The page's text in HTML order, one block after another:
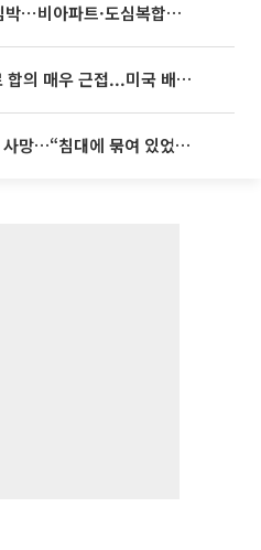
영끌 '주택공급' 대책 임박⋯비아파트·도심복합까지 총동원
이란 “호르무즈 새 항로 합의 매우 근접...미국 배상 먼저”
천안 교회서 11세 아동 사망…“침대에 묶여 있었다” 진술 확보